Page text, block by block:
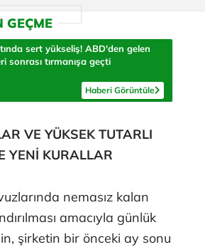
sert yükseliş! ABD'den gelen
sonrası tırmanışa geçti
Haberi Görüntüle
VE YÜKSEK TUTARLI
YENİ KURALLAR
nemasız kalan
amacıyla günlük
şirketin bir önceki ay sonu